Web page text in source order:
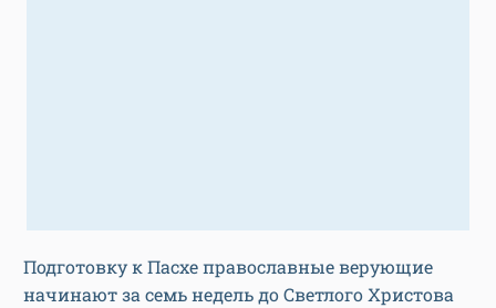
Подготовку к Пасхе православные верующие
начинают за семь недель до Светлого Христова